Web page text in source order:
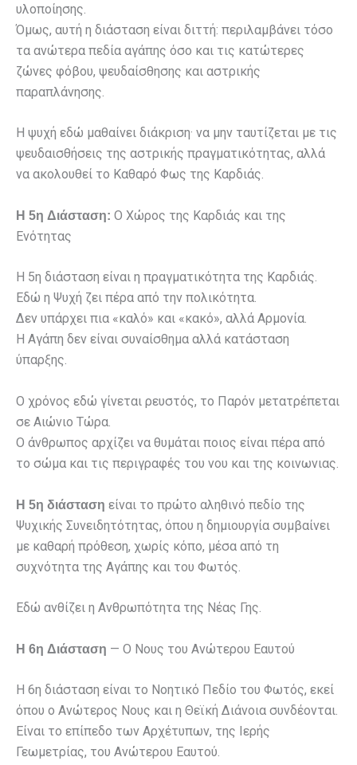
υλοποίησης.
Όμως, αυτή η διάσταση είναι διττή: περιλαμβάνει τόσο
τα ανώτερα πεδία αγάπης όσο και τις κατώτερες
ζώνες φόβου, ψευδαίσθησης και αστρικής
παραπλάνησης.
Η ψυχή εδώ μαθαίνει διάκριση· να μην ταυτίζεται με τις
ψευδαισθήσεις της αστρικής πραγματικότητας, αλλά
να ακολουθεί το Καθαρό Φως της Καρδιάς.
Η 5η Διάσταση: Ο Χώρος της Καρδιάς και της
Ενότητας
Η 5η διάσταση είναι η πραγματικότητα της Καρδιάς.
Εδώ η Ψυχή ζει πέρα από την πολικότητα.
Δεν υπάρχει πια «καλό» και «κακό», αλλά Αρμονία.
Η Αγάπη δεν είναι συναίσθημα αλλά κατάσταση
ύπαρξης.
Ο χρόνος εδώ γίνεται ρευστός, το Παρόν μετατρέπεται
σε Αιώνιο Τώρα.
Ο άνθρωπος αρχίζει να θυμάται ποιος είναι πέρα από
το σώμα και τις περιγραφές του νου και της κοινωνιας.
Η 5η διάσταση είναι το πρώτο αληθινό πεδίο της
Ψυχικής Συνειδητότητας, όπου η δημιουργία συμβαίνει
με καθαρή πρόθεση, χωρίς κόπο, μέσα από τη
συχνότητα της Αγάπης και του Φωτός.
Εδώ ανθίζει η Ανθρωπότητα της Νέας Γης.
Η 6η Διάσταση — Ο Νους του Ανώτερου Εαυτού
Η 6η διάσταση είναι το Νοητικό Πεδίο του Φωτός, εκεί
όπου ο Ανώτερος Νους και η Θεϊκή Διάνοια συνδέονται.
Είναι το επίπεδο των Αρχέτυπων, της Ιερής
Γεωμετρίας, του Ανώτερου Εαυτού.